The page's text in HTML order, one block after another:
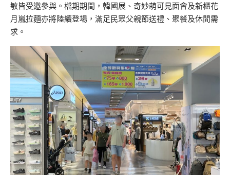
敏皆受邀參與。檔期期間，韓國展、奇妙萌可見面會及新櫃花
月嵐拉麵亦將陸續登場，滿足民眾父親節送禮、聚餐及休閒需
求。